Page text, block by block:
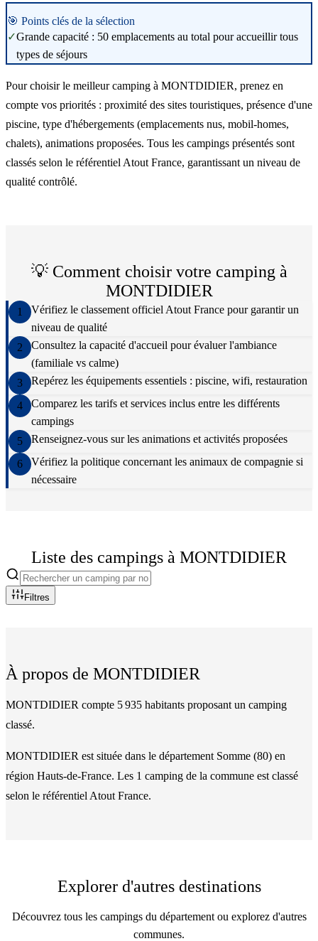
🎯 Points clés de la sélection
✓Grande capacité : 50 emplacements au total pour accueillir tous
types de séjours
Pour choisir le meilleur camping à MONTDIDIER, prenez en
compte vos priorités : proximité des sites touristiques, présence d'une
piscine, type d'hébergements (emplacements nus, mobil-homes,
chalets), animations proposées. Tous les campings présentés sont
classés selon le référentiel Atout France, garantissant un niveau de
qualité contrôlé.
💡 Comment choisir votre camping à
MONTDIDIER
1
Vérifiez le classement officiel Atout France pour garantir un
niveau de qualité
2
Consultez la capacité d'accueil pour évaluer l'ambiance
(familiale vs calme)
3
Repérez les équipements essentiels : piscine, wifi, restauration
4
Comparez les tarifs et services inclus entre les différents
campings
5
Renseignez-vous sur les animations et activités proposées
6
Vérifiez la politique concernant les animaux de compagnie si
nécessaire
Liste des campings à MONTDIDIER
Filtres
À propos de MONTDIDIER
MONTDIDIER compte 5 935 habitants proposant un camping
classé.
MONTDIDIER est située dans le département Somme (80) en
région Hauts-de-France. Les 1 camping de la commune est classé
selon le référentiel Atout France.
Explorer d'autres destinations
Découvrez tous les campings du département ou explorez d'autres
communes.